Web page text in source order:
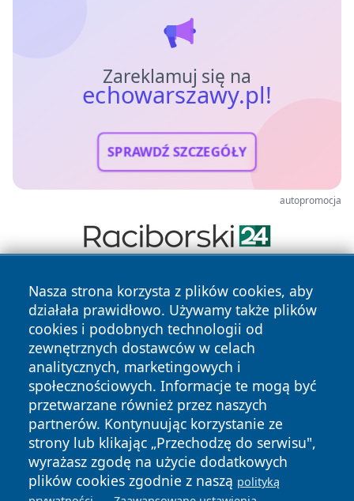
Zareklamuj się na
echowarszawy.pl!
SPRAWDŹ SZCZEGÓŁY
autopromocja
Nasza strona korzysta z plików cookies, aby
działała prawidłowo. Używamy także plików
cookies i podobnych technologii od
zewnętrznych dostawców w celach
analitycznych, marketingowych i
społecznościowych. Informacje te mogą być
przetwarzane również przez naszych
partnerów. Kontynuując korzystanie ze
strony lub klikając „Przechodzę do serwisu",
wyrażasz zgodę na użycie dodatkowych
plików cookies zgodnie z naszą polityką
Copyright © 2026 echowarszawy.pl Wszystkie prawa
zastrzeżone.
News Autorzy
Polityka
Prywatności
Polityka
Cookies